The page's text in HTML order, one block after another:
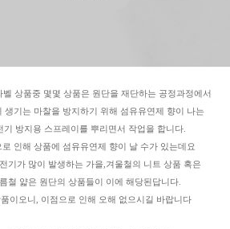
벨 상품중 몇몇 상품은 원단을 재단하는 공정과정에서
생기는 마찰을 방지하기 위해 섬유유연제 향이 나는
기 방지용 스프레이를 뿌리면서 작업을 합니다.
로 인해 상품에 섬유유연제 향이 날 수가 있는데요
기가 많이 발생하는 가을,겨울철의 니트 상품 혹은
철 얇은 원단의 상품들이 이에 해당된답니다.
이오니, 이점으로 인해 오해 없으시길 바랍니다